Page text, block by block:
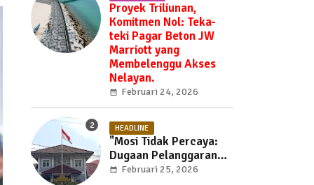
Proyek Triliunan,
Komitmen Nol: Teka-
teki Pagar Beton JW
Marriott yang
Membelenggu Akses
Nelayan.
Februari 24, 2026
HEADLINE
"Mosi Tidak Percaya:
Dugaan Pelanggaran
UU Pemasyarakatan
Februari 25, 2026